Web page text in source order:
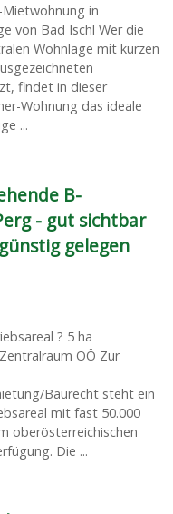
in
von Bad Ischl Wer die
Wohnlage mit kurzen
findet in dieser
Wohnung das ideale
...
B-
- gut sichtbar
gelegen
? 5 ha
OÖ Zur
Baurecht steht ein
mit fast 50.000
oberösterreichischen
Die ...